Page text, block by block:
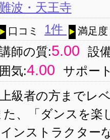
難波・天王寺
口コミ 1件 満足度
師の質:5.00
設
囲気:4.00
サポー
級者の方までレ
、「ダンスを
ンストラクター